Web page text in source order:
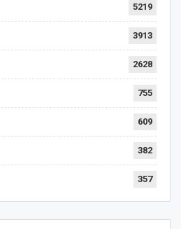
5219
3913
2628
755
609
382
357